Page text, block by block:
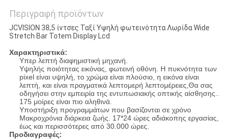
Περιγραφή προϊόντων
JCVISION 38,5 ίντσες Ταξί Υψηλή φωτεινότητα Λωρίδα Wide
Stretch Bar Totem Display Lcd
Χαρακτηριστικά:
Υπερ λεπτή διαφημιστική μηχανή.
Υψηλής ποιότητας εικόνας, φωτεινή οθόνη. Η πυκνότητα των
pixel είναι υψηλή, το χρώμα είναι πλούσιο, η εικόνα είναι
λεπτή, και είναι πραγματικά λεπτομερή λεπτομέρειες,Θα σας
οδηγήσει στην εμπειρία της εντυπωσιακής οπτικής αίσθησης..
175 μοίρες είναι πιο αληθινά.
Υποστήριξη προγραμμάτων που βασίζονται σε χρόνο
Μακροχρόνια διάρκεια ζωής. 17*24 ώρες αδιάκοπης εργασίας,
έως και περισσότερες από 30.000 ώρες.
Προδιαγραφές: